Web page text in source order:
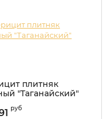
плитняк
"Таганайский"
118416
руб